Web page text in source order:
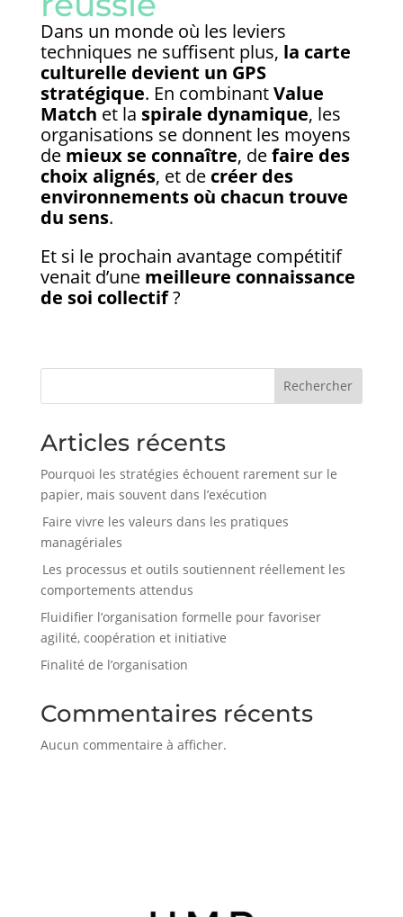
Dans un monde où les leviers
techniques ne suffisent plus, la carte
culturelle devient un GPS
stratégique. En combinantValue
Match et la spirale dynamique, les
organisations se donnent les moyens
de mieux se connaître, defaire des
choix alignés, et de créer des
environnements où chacun trouve
du sens.
Et si le prochain avantage compétitif
venait d’une meilleure connaissance
de soi collectif?
Rechercher
Articles récents
Pourquoi les stratégies échouent rarement sur le
papier, mais souvent dans l’exécution
Faire vivre les valeurs dans les pratiques
managériales
Les processus et outils soutiennent réellement les
comportements attendus
Fluidifier l’organisation formelle pour favoriser
agilité, coopération et initiative
Finalité de l’organisation
Commentaires récents
Aucun commentaire à afficher.